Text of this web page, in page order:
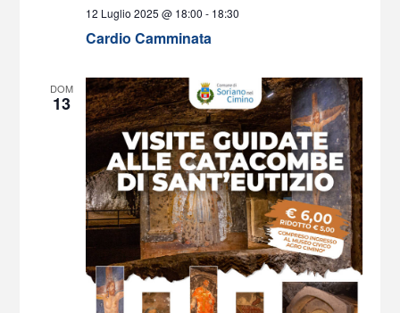
12 Luglio 2025 @ 18:00 - 18:30
Cardio Camminata
DOM
13